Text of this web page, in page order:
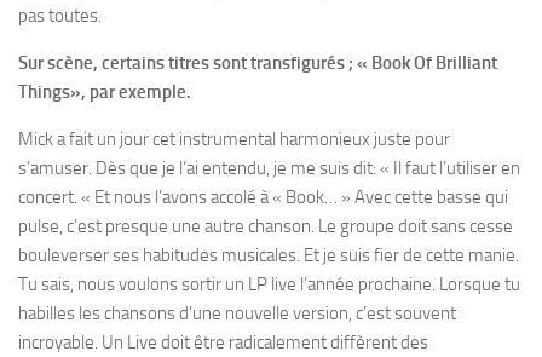
pas toutes.
Sur scène, certains titres sont transfigurés ; « Book Of Brilliant
Things», par exemple.
Mick a fait un jour cet instrumental harmonieux juste pour
s’amuser. Dès que je l’ai entendu, je me suis dit: « Il faut l’utiliser en
concert. « Et nous l’avons accolé à « Book… » Avec cette basse qui
pulse, c’est presque une autre chanson. Le groupe doit sans cesse
bouleverser ses habitudes musicales. Et je suis fier de cette manie.
Tu sais, nous voulons sortir un LP live l’année prochaine. Lorsque tu
habilles les chansons d’une nouvelle version, c’est souvent
incroyable. Un Live doit être radicalement diffèrent des